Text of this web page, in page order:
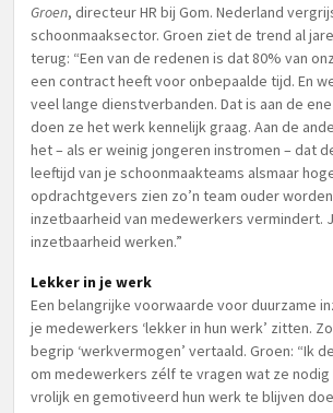
Groen, directeur HR bij Gom. Nederland
schoonmaaksector. Groen ziet de trend al
terug: “Een van de redenen is dat 80% van
een contract heeft voor onbepaalde tijd. En
veel lange dienstverbanden. Dat is aan de
doen ze het werk kennelijk graag. Aan de
het – als er weinig jongeren instromen – dat
leeftijd van je schoonmaakteams alsmaar
opdrachtgevers zien zo’n team ouder
inzetbaarheid van medewerkers vermindert.
inzetbaarheid werken.”
Lekker in je werk
Een belangrijke voorwaarde voor duurzame
je medewerkers ‘lekker in hun werk’ zitten.
begrip ‘werkvermogen’ vertaald. Groen: “Ik
om medewerkers zélf te vragen wat ze
vrolijk en gemotiveerd hun werk te blijven